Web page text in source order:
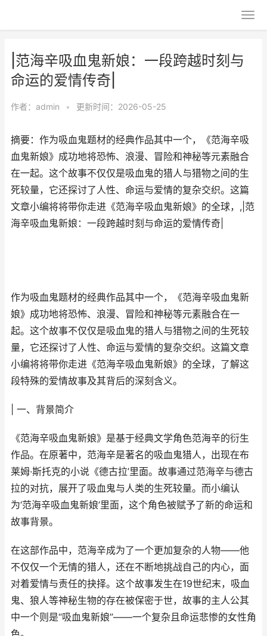
|范海辛吸血鬼新娘：一段跨越时刻与
命运的爱情传奇|
作者： admin • 更新时间：2026-05-25
摘要：作为吸血鬼题材的经典作品其中一个，《范海辛吸
血鬼新娘》成功地将恐怖、浪漫、冒险和神秘等元素融合
在一起。这个故事不仅仅是吸血鬼的猎人与猎物之间的生
死较量，它还探讨了人性、命运与爱情的复杂交织。这篇
文章小编将将带你走进《范海辛吸血鬼新娘》的全球，,|范
海辛吸血鬼新娘：一段跨越时刻与命运的爱情传奇|
作为吸血鬼题材的经典作品其中一个，《范海辛吸血鬼新
娘》成功地将恐怖、浪漫、冒险和神秘等元素融合在一
起。这个故事不仅仅是吸血鬼的猎人与猎物之间的生死较
量，它还探讨了人性、命运与爱情的复杂交织。这篇文章
小编将将带你走进《范海辛吸血鬼新娘》的全球，了解这
段特殊的爱情故事及其背后的深刻含义。
| 一、背景简介
《范海辛吸血鬼新娘》是基于经典文学角色范海辛的衍生
作品。在原著中，范海辛是著名的吸血鬼猎人，出现在布
莱姆·斯托克的小说《德古拉’里面。故事通过范海辛与德古
拉的对抗，展开了吸血鬼与人类的生死较量。而小编认
为‘范海辛吸血鬼新娘’里面，这个角色被赋予了新的命运和
故事背景。
在这部作品中，范海辛成为了一个更加复杂的人物——他
不仅仅一个无情的猎人，还在不断地挑战自己的内心，面
对着爱情与责任的抉择。这个故事发生在19世纪末，吸血
鬼、狼人等神秘生物的存在被保密于世，故事的主人公其
中一个则是“吸血鬼新娘”——一个复杂且命运悲惨的女性角